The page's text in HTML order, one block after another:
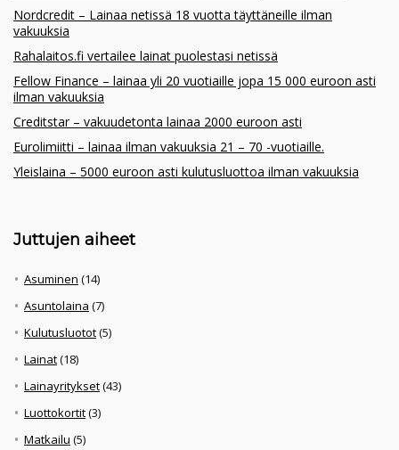
Nordcredit – Lainaa netissä 18 vuotta täyttäneille ilman
vakuuksia
Rahalaitos.fi vertailee lainat puolestasi netissä
Fellow Finance – lainaa yli 20 vuotiaille jopa 15 000 euroon asti
ilman vakuuksia
Creditstar – vakuudetonta lainaa 2000 euroon asti
Eurolimiitti – lainaa ilman vakuuksia 21 – 70 -vuotiaille.
Yleislaina – 5000 euroon asti kulutusluottoa ilman vakuuksia
Juttujen aiheet
Asuminen (14)
Asuntolaina (7)
Kulutusluotot(5)
Lainat(18)
Lainayritykset(43)
Luottokortit(3)
Matkailu (5)